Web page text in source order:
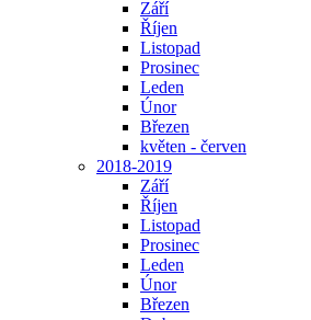
Září
Říjen
Listopad
Prosinec
Leden
Únor
Březen
květen - červen
2018-2019
Září
Říjen
Listopad
Prosinec
Leden
Únor
Březen